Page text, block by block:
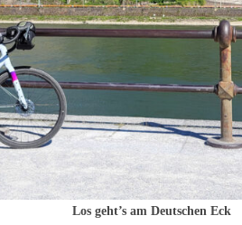
Los geht’s am Deutschen Eck